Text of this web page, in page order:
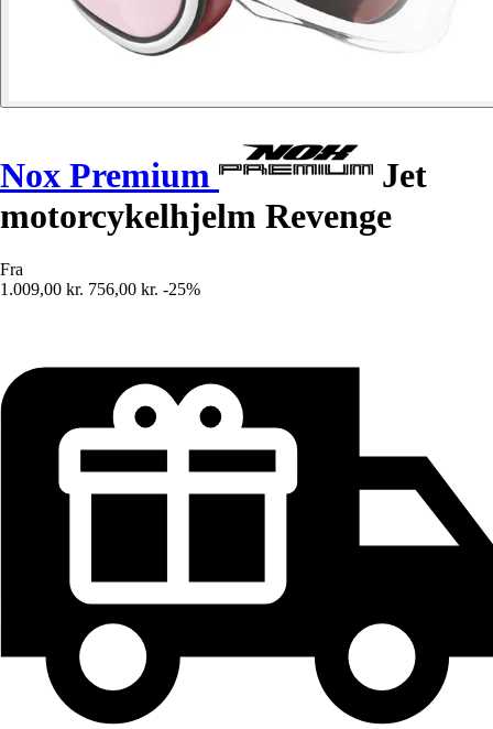
Nox Premium
Jet
motorcykelhjelm Revenge
Fra
1.009,00 kr. 756,00 kr. -25%